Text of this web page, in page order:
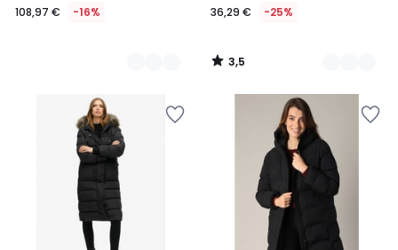
108,97 € -16% 36,29 € -25%
3,5
/